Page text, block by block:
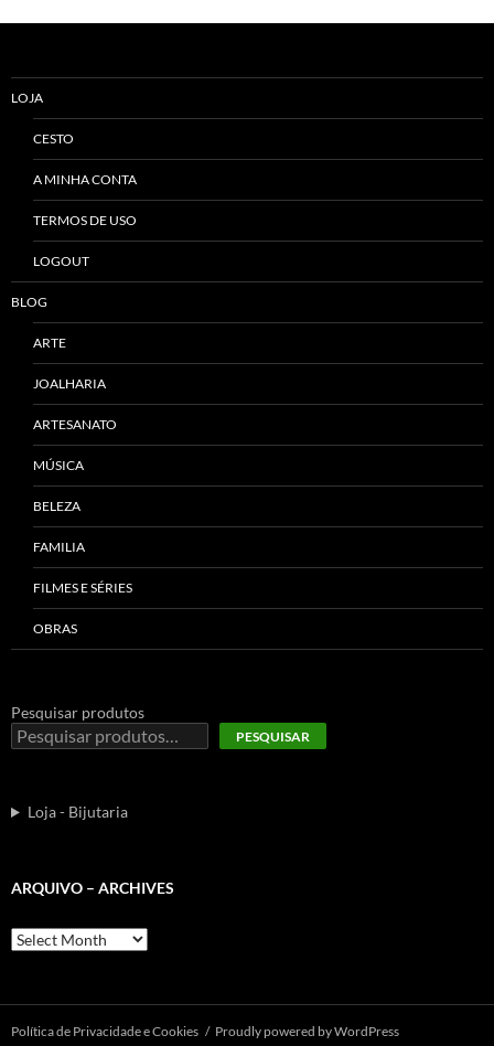
LOJA
CESTO
A MINHA CONTA
TERMOS DE USO
LOGOUT
BLOG
ARTE
JOALHARIA
ARTESANATO
MÚSICA
BELEZA
FAMILIA
FILMES E SÉRIES
OBRAS
Pesquisar produtos
PESQUISAR
Loja - Bijutaria
ARQUIVO – ARCHIVES
Arquivo
–
Polí­tica de Privacidade e Cookies Proudly powered by WordPress